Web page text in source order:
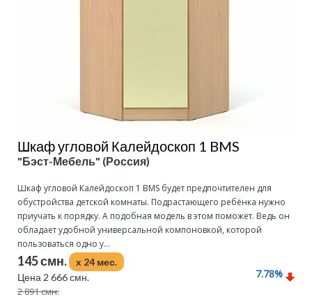
Шкаф угловой Калейдоскоп 1 BMS
"Бэст-Мебель" (Россия)
Шкаф угловой Калейдоскоп 1 BMS будет предпочтителен для
обустройства детской комнаты. Подрастающего ребёнка нужно
приучать к порядку. А подобная модель в этом поможет. Ведь он
обладает удобной универсальной компоновкой, которой
пользоваться одно у...
145 смн.
x 24 мес.
Цена 2 666 смн.
2 891 смн.
7.78%